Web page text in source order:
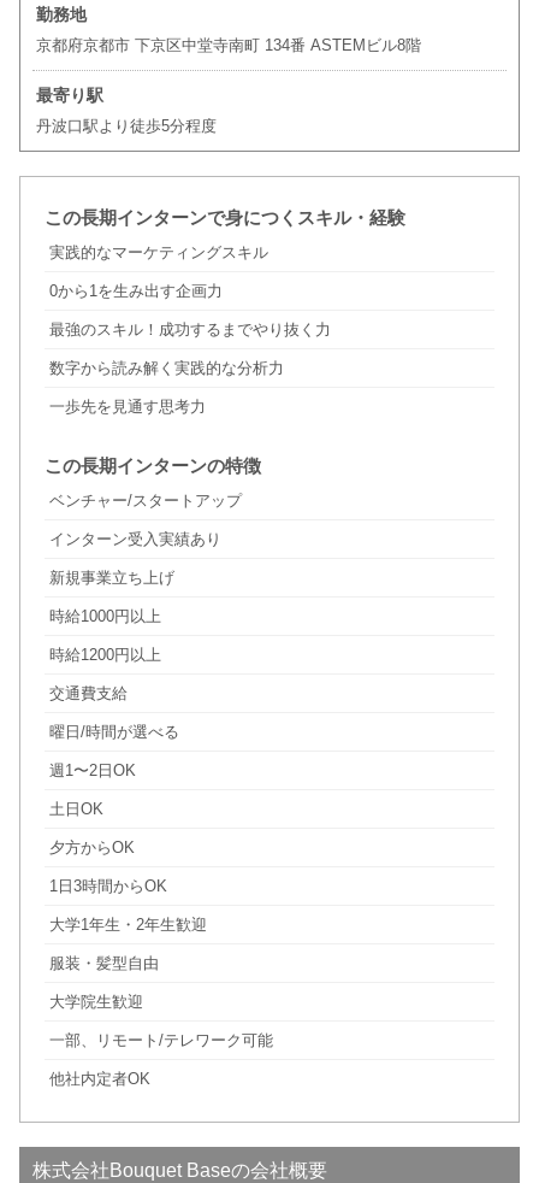
勤務地
京都府京都市 下京区中堂寺南町 134番 ASTEMビル8階
最寄り駅
丹波口駅より徒歩5分程度
この長期インターンで身につくスキル・経験
実践的なマーケティングスキル
0から1を生み出す企画力
最強のスキル！成功するまでやり抜く力
数字から読み解く実践的な分析力
一歩先を見通す思考力
この長期インターンの特徴
ベンチャー/スタートアップ
インターン受入実績あり
新規事業立ち上げ
時給1000円以上
時給1200円以上
交通費支給
曜日/時間が選べる
週1〜2日OK
土日OK
夕方からOK
1日3時間からOK
大学1年生・2年生歓迎
服装・髪型自由
大学院生歓迎
一部、リモート/テレワーク可能
他社内定者OK
株式会社Bouquet Baseの会社概要